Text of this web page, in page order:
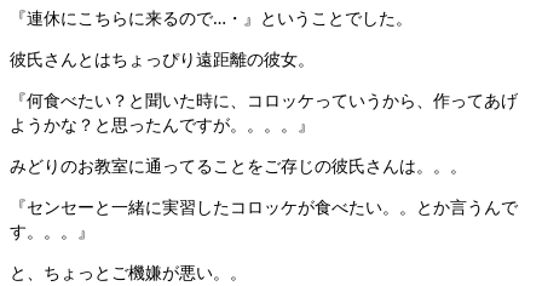
『連休にこちらに来るので…・』ということでした。
彼氏さんとはちょっぴり遠距離の彼女。
『何食べたい？と聞いた時に、コロッケっていうから、作ってあげ
ようかな？と思ったんですが。。。。』
みどりのお教室に通ってることをご存じの彼氏さんは。。。
『センセーと一緒に実習したコロッケが食べたい。。とか言うんで
す。。。』
と、ちょっとご機嫌が悪い。。